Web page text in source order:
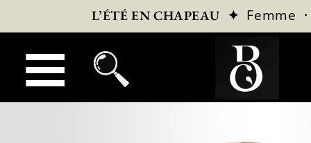
L’ÉTÉ EN CHAPEAU ✦ Femme